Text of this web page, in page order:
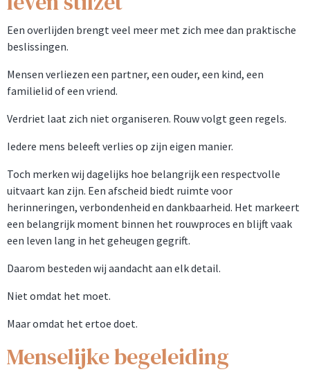
Een overlijden brengt veel meer met zich mee dan praktische
beslissingen.
Mensen verliezen een partner, een ouder, een kind, een
familielid of een vriend.
Verdriet laat zich niet organiseren. Rouw volgt geen regels.
Iedere mens beleeft verlies op zijn eigen manier.
Toch merken wij dagelijks hoe belangrijk een respectvolle
uitvaart kan zijn. Een afscheid biedt ruimte voor
herinneringen, verbondenheid en dankbaarheid. Het markeert
een belangrijk moment binnen het rouwproces en blijft vaak
een leven lang in het geheugen gegrift.
Daarom besteden wij aandacht aan elk detail.
Niet omdat het moet.
Maar omdat het ertoe doet.
Menselijke begeleiding